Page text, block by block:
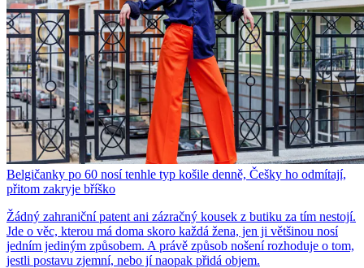
Belgičanky po 60 nosí tenhle typ košile denně, Češky ho odmítají,
přitom zakryje bříško
Žádný zahraniční patent ani zázračný kousek z butiku za tím nestojí.
Jde o věc, kterou má doma skoro každá žena, jen ji většinou nosí
jedním jediným způsobem. A právě způsob nošení rozhoduje o tom,
jestli postavu zjemní, nebo jí naopak přidá objem.